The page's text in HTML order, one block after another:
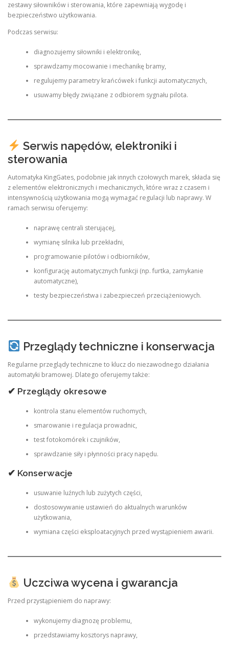
zestawy siłowników i sterowania, które zapewniają wygodę i
bezpieczeństwo użytkowania.
Podczas serwisu:
diagnozujemy siłowniki i elektronikę,
sprawdzamy mocowanie i mechanikę bramy,
regulujemy parametry krańcówek i funkcji automatycznych,
usuwamy błędy związane z odbiorem sygnału pilota.
Serwis napędów, elektroniki i
sterowania
Automatyka KingGates, podobnie jak innych czołowych marek, składa się
z elementów elektronicznych i mechanicznych, które wraz z czasem i
intensywnością użytkowania mogą wymagać regulacji lub naprawy. W
ramach serwisu oferujemy:
naprawę centrali sterującej,
wymianę silnika lub przekładni,
programowanie pilotów i odbiorników,
konfigurację automatycznych funkcji (np. furtka, zamykanie
automatyczne),
testy bezpieczeństwa i zabezpieczeń przeciążeniowych.
Przeglądy techniczne i konserwacja
Regularne przeglądy techniczne to klucz do niezawodnego działania
automatyki bramowej. Dlatego oferujemy także:
✔ Przeglądy okresowe
kontrola stanu elementów ruchomych,
smarowanie i regulacja prowadnic,
test fotokomórek i czujników,
sprawdzanie siły i płynności pracy napędu.
✔ Konserwacje
usuwanie luźnych lub zużytych części,
dostosowywanie ustawień do aktualnych warunków
użytkowania,
wymiana części eksploatacyjnych przed wystąpieniem awarii.
Uczciwa wycena i gwarancja
Przed przystąpieniem do naprawy:
wykonujemy diagnozę problemu,
przedstawiamy kosztorys naprawy,